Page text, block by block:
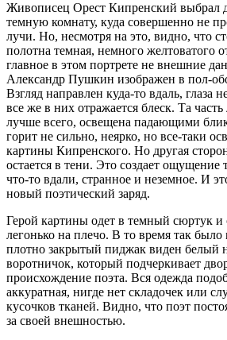
Живописец Орест Кипренский выбрал
темную комнату, куда совершенно не
лучи. Но, несмотря на это, видно, что
полотна темная, немного желтоватого
главное в этом портрете не внешние
Александр Пушкин изображен в пол-
Взгляд направлен куда-то вдаль, глаза
все же в них отражается блеск. Та
лучше всего, освещена падающими
горит не сильно, неярко, но все-таки
картины Кипренского. Но другая
остается в тени. Это создает ощущение
что-то вдали, странное и неземное. И
новый поэтический заряд.
Герой картины одет в темный сюртук и
легонько на плечо. В то время так
плотно закрытый пиджак виден белый
воротничок, который подчеркивает
происхождение поэта. Вся одежда
аккуратная, нигде нет складочек или
кусочков тканей. Видно, что поэт
за своей внешностью.